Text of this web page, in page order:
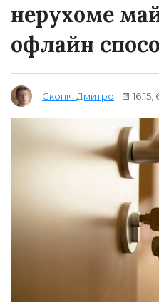
нерухоме
офлайн
Скопіч Дмитро